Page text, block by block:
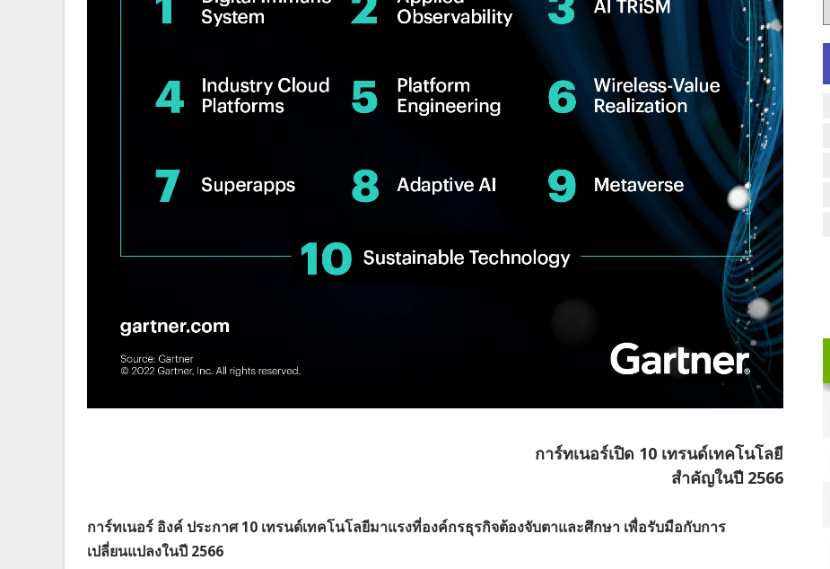
การ์ทเนอร์เปิด 10 เทรนด์เทคโนโลยี
สำคัญในปี 2566
การ์ทเนอร์ อิงค์ ประกาศ 10 เทรนด์เทคโนโลยีมาแรงที่องค์กรธุรกิจต้องจับตาและศึกษา เพื่อรับมือกับการ
เปลี่ยนแปลงในปี 2566